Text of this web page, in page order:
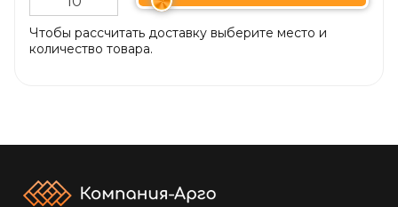
Чтобы рассчитать доставку выберите место и
количество товара.